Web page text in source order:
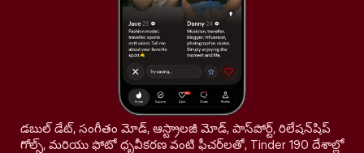
డబుల్ డేట్, సంగీతం మోడ్, ఆస్ట్రాలజీ మోడ్, పాస్‌పోర్ట్, రిలేషన్‌షిప్
గోల్స్, మరియు ఫోటో ధృవీకరణ వంటి ఫీచర్‌లతో, Tinder 190 దేశాల్లో